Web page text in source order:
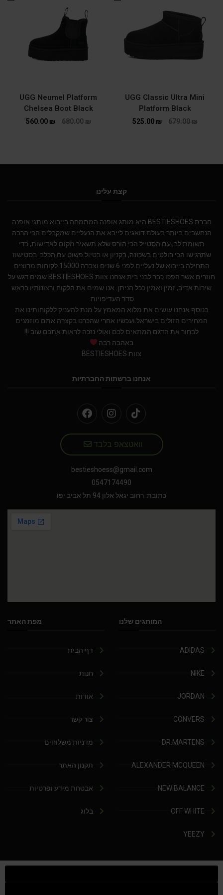
UGG Classic Ultra Mini
Platform Black
679.00₪
525.00 ₪
UGG Neumel Platform
Chelsea Boot Black
680.00₪
560.00 ₪
קצת עלינו
חברת BESTIESHOES היא מותג אופנה המתמחה בייבוא מותגי אופנה
הנחשבים ביותר בעולם.דואגים לייבא את הנעליים שמקבלים הכי הרבה
תשומת לב, עם הסטייל הכי הורס שלא תשאיר מקום לאדישות, כדי
שתרגישו הכי בולטים בשכונה, בקניון או בטיול פשוט עם הכלב. בסטישוז
התחילה בייבוא של נעליים לפני 6 שנים וצברה 15000 לקוחות מרוצים
חוזרים אשר הפכו כבר לבני בית.אנחנו צוות BESTIESHOES שמים דגש על
שירות אדיב, זמין ואמין ככל הניתן. אנו שמים את הלקוח ורצונותיו בראש
סדר העדיפויות.
בנוסף אנחנו עושים את מלוא המאמץ על מנת להעניק ללקוחותינו את
המחירים הזולים בישראל.ועכשיו אחרי שהכרנו בקצרה אתם מוזמנים
לבחור את הדגם המתאים לכם ואולי נזכה לראות אתכם שוב !!!
באהבה רבה
צוות BESTIESHOES
אנחנו ברשתות החברתיות
וואטצאפ בלבד
bestieshoess@gmail.com
0547174490
כתובת: רחוב יגאל אלון 94 תל אביב יפו
המותגים שלנו
ADIDAS
NIKE
JORDAN
CONVERS
DR.MARTENS
ALEXANDER MCQUEEN
NEW BALANCE
OFF WHITE
YEEZY
מפת האתר
דף הבית
חנות
אודות
צור קשר
מדניות משלוחים
תקנון האתר
אבטחת מידע ופרטיות
בלוג